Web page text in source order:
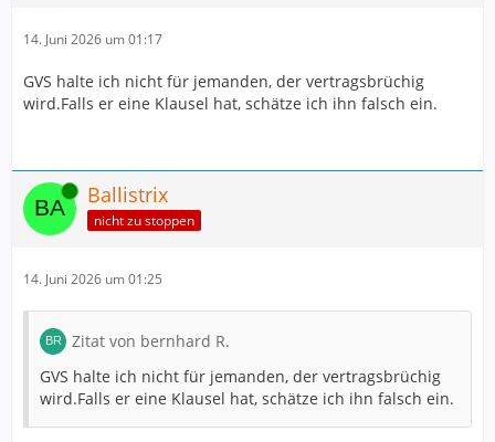
14. Juni 2026 um 01:17
GVS halte ich nicht für jemanden, der vertragsbrüchig
wird.Falls er eine Klausel hat, schätze ich ihn falsch ein.
Online Ballistrix
nicht zu stoppen
14. Juni 2026 um 01:25
Zitat von bernhard R.
GVS halte ich nicht für jemanden, der vertragsbrüchig
wird.Falls er eine Klausel hat, schätze ich ihn falsch ein.